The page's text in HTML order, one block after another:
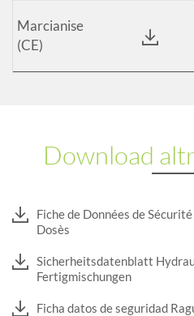
Marcianise
(CE)
Download
Fiche de Données de
Dosès
Sicherheitsdatenblatt
Fertigmischungen
Ficha datos de seguridad